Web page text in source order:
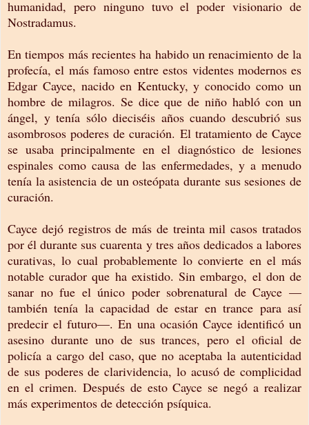
humanidad, pero ninguno tuvo el poder visionario de
Nostradamus.
En tiempos más recientes ha habido un renacimiento de la
profecía, el más famoso entre estos videntes modernos es
Edgar Cayce, nacido en Kentucky, y conocido como un
hombre de milagros. Se dice que de niño habló con un
ángel, y tenía sólo dieciséis años cuando descubrió sus
asombrosos poderes de curación. El tratamiento de Cayce
se usaba principalmente en el diagnóstico de lesiones
espinales como causa de las enfermedades, y a menudo
tenía la asistencia de un osteópata durante sus sesiones de
curación.
Cayce dejó registros de más de treinta mil casos tratados
por él durante sus cuarenta y tres años dedicados a labores
curativas, lo cual probablemente lo convierte en el más
notable curador que ha existido. Sin embargo, el don de
sanar no fue el único poder sobrenatural de Cayce —
también tenía la capacidad de estar en trance para así
predecir el futuro—. En una ocasión Cayce identificó un
asesino durante uno de sus trances, pero el oficial de
policía a cargo del caso, que no aceptaba la autenticidad
de sus poderes de clarividencia, lo acusó de complicidad
en el crimen. Después de esto Cayce se negó a realizar
más experimentos de detección psíquica.